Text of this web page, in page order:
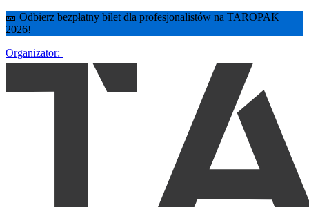
🎫 Odbierz bezpłatny bilet dla profesjonalistów na TAROPAK
2026!
Organizator: